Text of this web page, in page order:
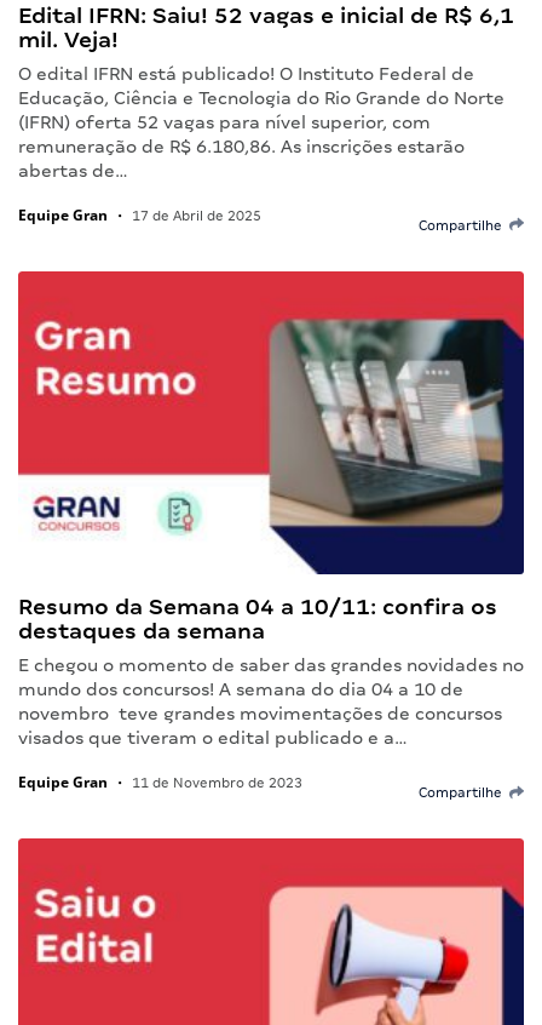
Edital IFRN: Saiu! 52 vagas e inicial de R$ 6,1
mil. Veja!
O edital IFRN está publicado! O Instituto Federal de
Educação, Ciência e Tecnologia do Rio Grande do Norte
(IFRN) oferta 52 vagas para nível superior, com
remuneração de R$ 6.180,86. As inscrições estarão
abertas de…
Equipe Gran • 17 de Abril de 2025
Compartilhe
Resumo da Semana 04 a 10/11: confira os
destaques da semana
E chegou o momento de saber das grandes novidades no
mundo dos concursos! A semana do dia 04 a 10 de
novembro teve grandes movimentações de concursos
visados que tiveram o edital publicado e a…
Equipe Gran • 11 de Novembro de 2023
Compartilhe